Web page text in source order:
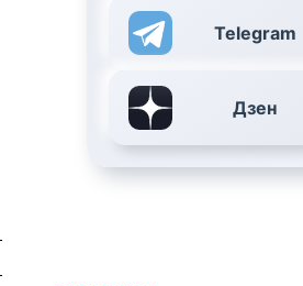
Telegram
Дзен